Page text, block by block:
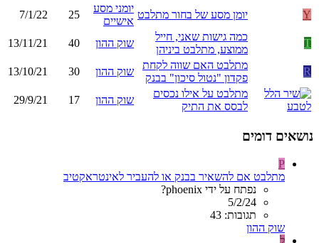
Y יומן מסע של בחור מתלבט
יומני מסע
אישיים
25
7/1/22
T
כמה גישות שאני, חייל
ממוצע, מתלבט ביניהן
שוק ההון 40
13/11/21
R
מתלבט האם שווה לקחת
פקדון "נטול סיכון" בבנק
שוק ההון 30
13/10/21
מתלבט על אילו נכסים
לבסס את התיק
שוק ההון 17
29/9/21
נושאים דומים
P
מתלבט אם להשאיר בבנק או להעביר לאינטראקטיב
נפתח על ידי phoenix?
5/2/24
תגובות: 43
שוק ההון
ל